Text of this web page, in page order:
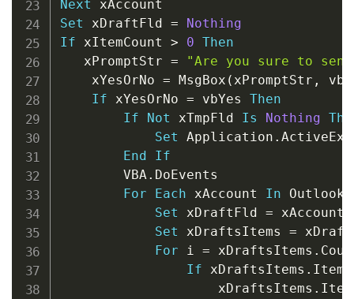
Next
Set xDraftFld =
Nothing
If xItemCount > 0 Then
   xPromptStr
=
"Are you sure to
    xYesOrNo
= MsgBox ( xPromptStr ,
If xYesOrNo = vbYes Then
If
Not xTmpFld Is Nothing
Set Application .
End
If
        VBA
. DoEvents
For
Each xAccount In Outlook
Set xDraftFld = xAccount
Set xDraftsItems =
For i = xDraftsItems .
If xDraftsItems . Item
                    xDraftsItems
. Item